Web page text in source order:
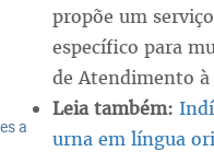
a
propõe um
específico para
de Atendimento
Leia também:
urna em língua